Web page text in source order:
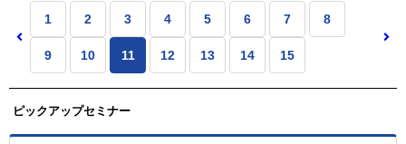
1 2 3 4 5 6 7 8
9 10 11 12 13 14 15
ピックアップセミナー